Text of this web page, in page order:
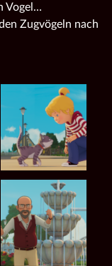
Vogel…
Zugvögeln nach